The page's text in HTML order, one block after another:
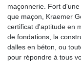
maçonnerie. Fort
que maçon, Kraemer
certificat d'aptitude en
de fondations, la
dalles en béton, ou
pour répondre à tous